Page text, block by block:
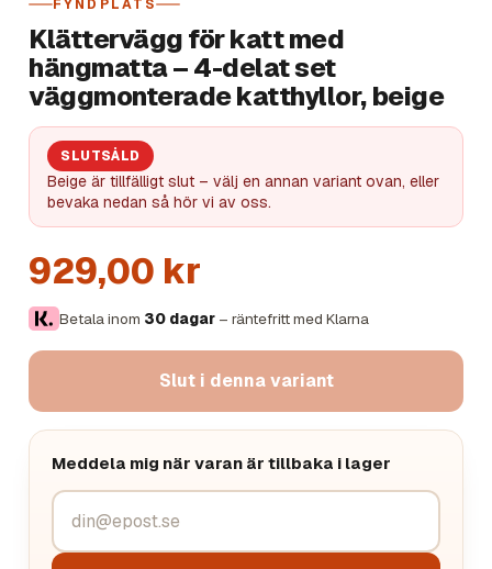
FYNDPLATS
Klättervägg för katt med
hängmatta – 4-delat set
väggmonterade katthyllor, beige
SLUTSÅLD
Beige är tillfälligt slut – välj en annan variant ovan, eller
bevaka nedan så hör vi av oss.
929,00 kr
Betala inom 30 dagar – räntefritt med Klarna
Slut i denna variant
Meddela mig när varan är tillbaka i lager